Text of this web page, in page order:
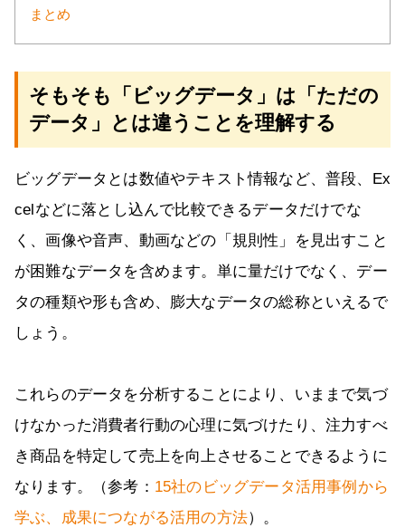
まとめ
そもそも「ビッグデータ」は「ただの
データ」とは違うことを理解する
ビッグデータとは数値やテキスト情報など、普段、Ex
celなどに落とし込んで比較できるデータだけでな
く、画像や音声、動画などの「規則性」を見出すこと
が困難なデータを含めます。単に量だけでなく、デー
タの種類や形も含め、膨大なデータの総称といえるで
しょう。
これらのデータを分析することにより、いままで気づ
けなかった消費者行動の心理に気づけたり、注力すべ
き商品を特定して売上を向上させることできるように
なります。（参考： 15社のビッグデータ活用事例から
学ぶ、成果につながる活用の方法）。